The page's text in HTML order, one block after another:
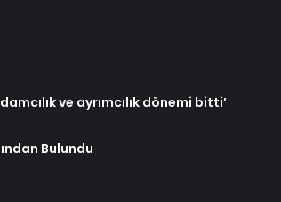
ve ayrımcılık dönemi bitti’
Bulundu